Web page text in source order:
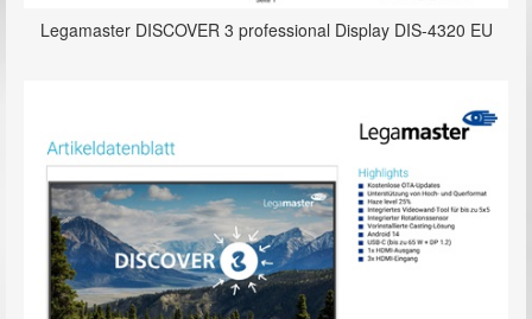
Legamaster DISCOVER 3 professional Display DIS-4320 EU